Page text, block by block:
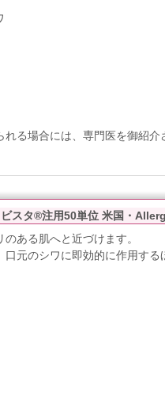
る場合には、専門医を御紹介
スタ®注用50単位 米国・
ある肌へと近づけます。
元のシワに即効的に作用す